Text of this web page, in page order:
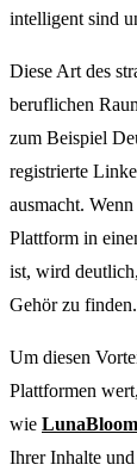
intelligent sind
Diese Art des
beruflichen
zum Beispiel
registrierte
ausmacht.
Plattform in
ist, wird
Gehör zu
Um diesen
Plattformen
wie
Ihrer Inhalte